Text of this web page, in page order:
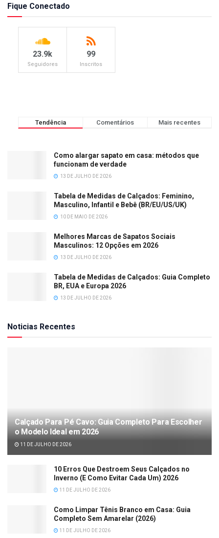
Fique Conectado
23.9k
Seguidores
99
Inscritos
Tendência Comentários Mais recentes
Como alargar sapato em casa: métodos que
funcionam de verdade
13 DE JULHO DE 2026
Tabela de Medidas de Calçados: Feminino,
Masculino, Infantil e Bebê (BR/EU/US/UK)
10 DE MAIO DE 2026
Melhores Marcas de Sapatos Sociais
Masculinos: 12 Opções em 2026
13 DE JULHO DE 2026
Tabela de Medidas de Calçados: Guia Completo
BR, EUA e Europa 2026
13 DE JULHO DE 2026
Noticias Recentes
Calçado Para Pé Cavo: Guia Completo Para Escolher
o Modelo Ideal em 2026
11 DE JULHO DE 2026
10 Erros Que Destroem Seus Calçados no
Inverno (E Como Evitar Cada Um) 2026
11 DE JULHO DE 2026
Como Limpar Tênis Branco em Casa: Guia
Completo Sem Amarelar (2026)
11 DE JULHO DE 2026